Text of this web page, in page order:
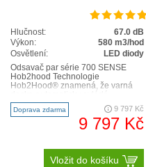
Hlučnost:
67.0 dB
Výkon:
580 m3/hod
Osvětlení:
LED diody
Odsavač par série 700 SENSE
Hob2hood Technologie
Hob2Hood® znamená, že varná
nastavení odsavače par. Během
vaření upravuje..
Doprava zdarma 9 797 Kč
9 797 Kč
Vložit do košíku